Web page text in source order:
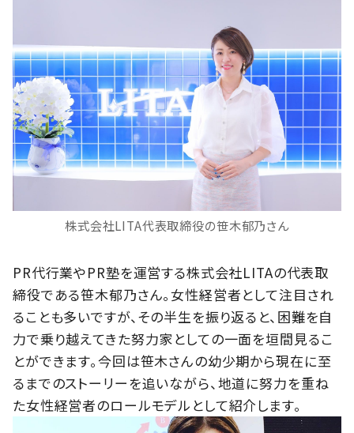
株式会社LITA代表取締役の笹木郁乃さん
PR代行業やPR塾を運営する株式会社LITAの代表取
締役である笹木郁乃さん。女性経営者として注目され
ることも多いですが、その半生を振り返ると、困難を自
力で乗り越えてきた努力家としての一面を垣間見るこ
とができます。今回は笹木さんの幼少期から現在に至
るまでのストーリーを追いながら、地道に努力を重ね
た女性経営者のロールモデルとして紹介します。